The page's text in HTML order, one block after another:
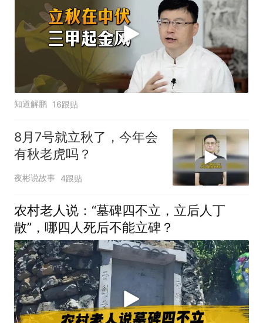
知道解鹏 16跟贴
8月7号就立秋了，今年会
有秋老虎吗？
夜彬说故事 4跟贴
农村老人说：“墓碑四不立，立后人丁
散”，哪四人死后不能立碑？